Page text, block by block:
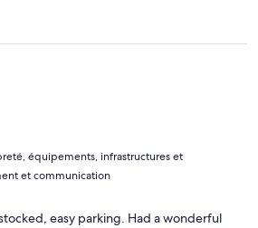
équipements, infrastructures et
et communication
easy parking. Had a wonderful